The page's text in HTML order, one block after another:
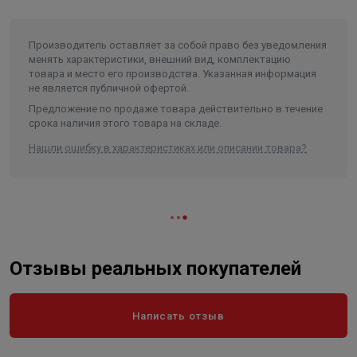
тепло.Ресурс нагревательного элемента Hedgehog 25
лет!Система очистки воздуха BIO Filter System
представлена четырьмя фильтрами: угольным,
катехиновым, фильтром с антисептическим эффектом.
Аэродинамическая система Intelligent Air Dynamic
усиливает направленный конвективный поток на 37%,
для забора и обогрева входящего воздуха.
в блоке Transformer Digital Inverter. Это инновационная
схема питания прибора плавно изменяет мощность
нагревательного элемента в зависимости от разницы
между фактической и заданной температурой в
помещении. При необходимости конвектор быстро
Производитель оставляет за собой право без уведомления
менять характеристики, внешний вид, комплектацию
товара и место его производства. Указанная информация
не является публичной офертой.
Предложение по продаже товара действительно в течение
срока наличия этого товара на складе.
Нашли ошибку в характеристиках или описании товара?
Отзывы реальных покупателей
Написать отзыв